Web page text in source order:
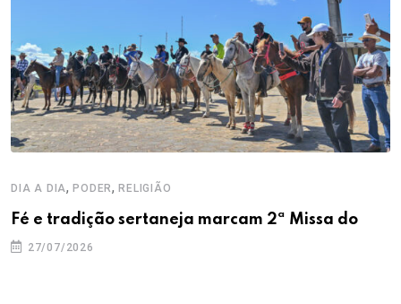
DIA A DIA,PODER,RELIGIÃO
Fé e tradição sertaneja marcam 2ª Missa do
27/07/2026